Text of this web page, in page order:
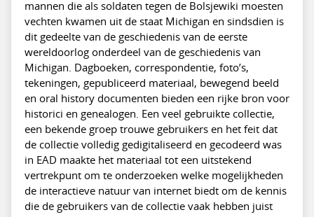
mannen die als soldaten tegen de Bolsjewiki moesten
vechten kwamen uit de staat Michigan en sindsdien is
dit gedeelte van de geschiedenis van de eerste
wereldoorlog onderdeel van de geschiedenis van
Michigan. Dagboeken, correspondentie, foto’s,
tekeningen, gepubliceerd materiaal, bewegend beeld
en oral history documenten bieden een rijke bron voor
historici en genealogen. Een veel gebruikte collectie,
een bekende groep trouwe gebruikers en het feit dat
de collectie volledig gedigitaliseerd en gecodeerd was
in EAD maakte het materiaal tot een uitstekend
vertrekpunt om te onderzoeken welke mogelijkheden
de interactieve natuur van internet biedt om de kennis
die de gebruikers van de collectie vaak hebben juist